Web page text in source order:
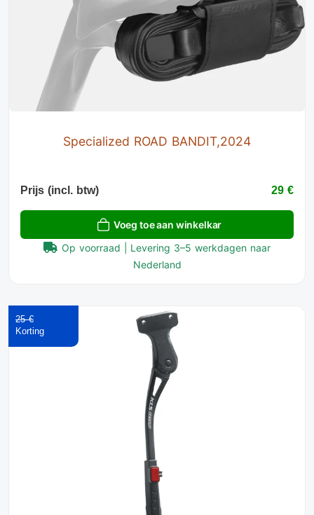
Specialized ROAD BANDIT,2024
Prijs (incl. btw) 29 €
Voeg toe aan winkelkar
Op voorraad | Levering 3–5 werkdagen naar
Nederland
25 €